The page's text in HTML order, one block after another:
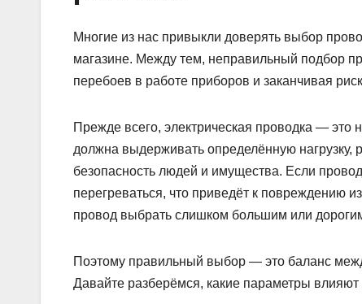
Многие из нас привыкли доверять выбор
магазине. Между тем, неправильный подбор
перебоев в работе приборов и заканчивая
Прежде всего, электрическая проводка — это
должна выдерживать определённую нагрузку,
безопасность людей и имущества. Если
перегреваться, что приведёт к повреждению
провод выбрать слишком большим или
Поэтому правильный выбор — это баланс
Давайте разберёмся, какие параметры